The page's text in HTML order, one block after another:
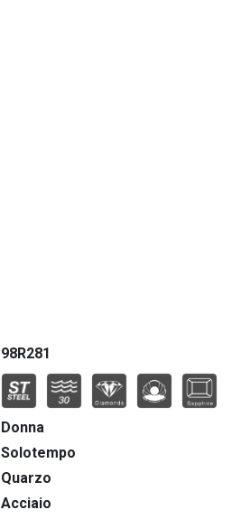
Rubaiyat
Snorkel
Super Seville
98R281
Donna
Solotempo
Quarzo
Acciaio